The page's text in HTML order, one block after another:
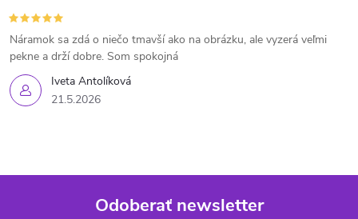
Iveta Antolíková
21.5.2026
Náramok sa zdá o niečo tmavší ako na obrázku, ale vyzerá veľmi
pekne a drží dobre. Som spokojná
Odoberať newsletter